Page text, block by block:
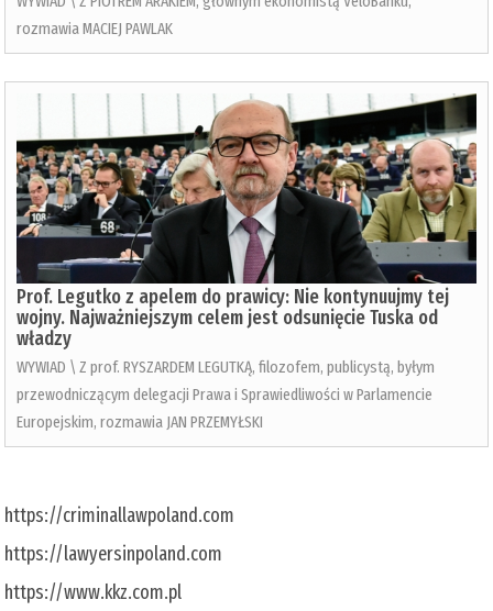
rozmawia MACIEJ PAWLAK
Prof. Legutko z apelem do prawicy: Nie kontynuujmy tej
wojny. Najważniejszym celem jest odsunięcie Tuska od
władzy
WYWIAD \ Z prof. RYSZARDEM LEGUTKĄ, filozofem, publicystą, byłym
przewodniczącym delegacji Prawa i Sprawiedliwości w Parlamencie
Europejskim, rozmawia JAN PRZEMYŁSKI
https://criminallawpoland.com
https://lawyersinpoland.com
https://www.kkz.com.pl